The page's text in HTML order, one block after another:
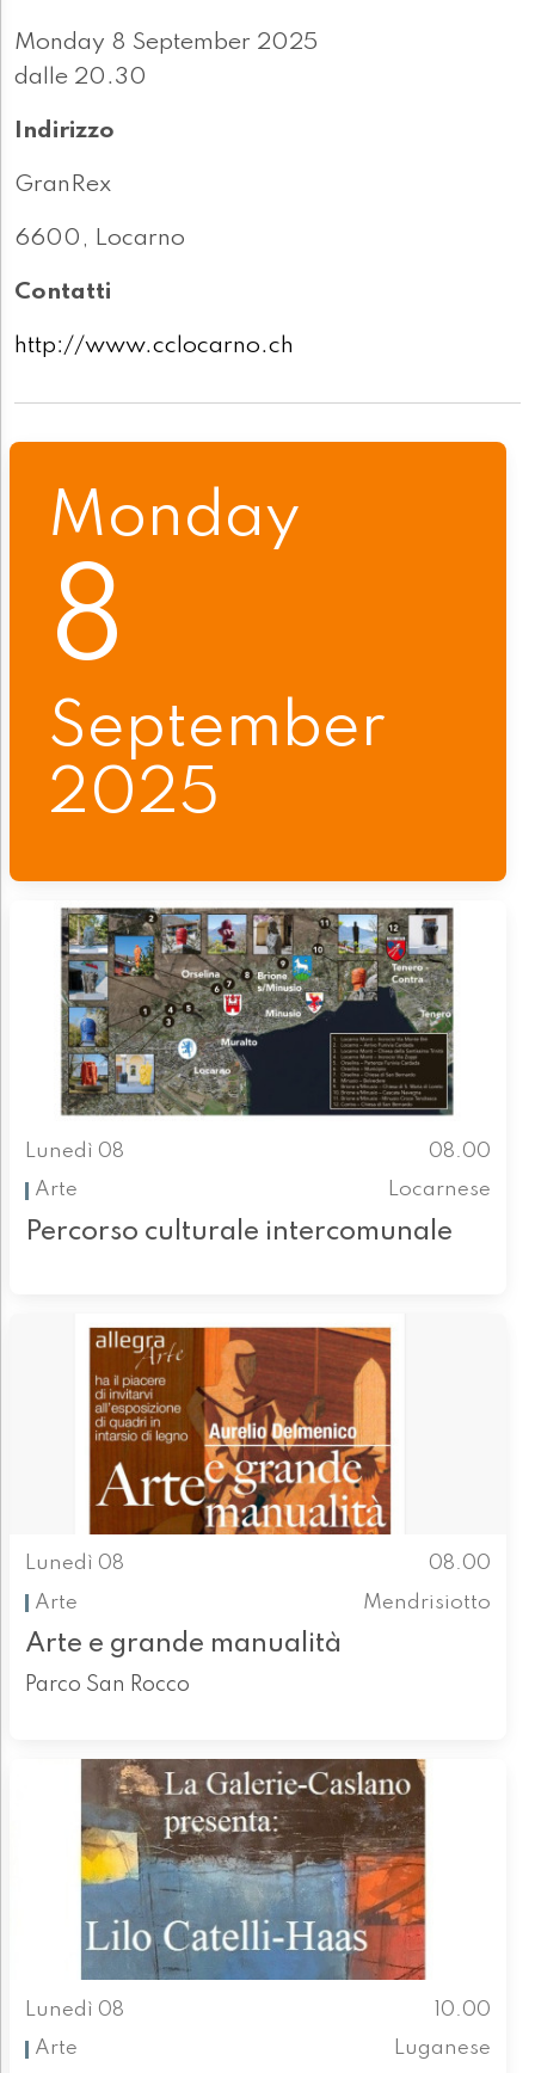
Monday 8 September 2025
dalle 20.30
Indirizzo
GranRex
6600, Locarno
Contatti
http://www.cclocarno.ch
Monday
8
September
2025
Lunedì 08
08.00
Arte
Locarnese
Percorso culturale intercomunale
Lunedì 08
08.00
Arte
Mendrisiotto
Arte e grande manualità
Parco San Rocco
Lunedì 08
10.00
Arte
Luganese